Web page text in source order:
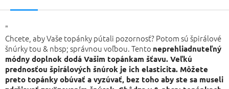
"
Chcete, aby Vaše topánky pútali pozornosť? Potom sú špirálové
šnúrky tou & nbsp; správnou voľbou. Tento neprehliadnuteľný
módny doplnok dodá Vašim topánkam šťavu. Veľkú
prednosťou špirálových šnúrok je ich elasticita. Môžete
preto topánky obúvať a vyzúvať, bez toho aby ste sa museli